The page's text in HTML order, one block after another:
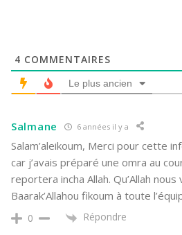
4 COMMENTAIRES
Le plus ancien
Salmane 6 années il y a
Salam’aleikoum, Merci pour cette
car j’avais préparé une omra au
reportera incha Allah. Qu’Allah nous
Baarak’Allahou fikoum à toute
0 Répondre